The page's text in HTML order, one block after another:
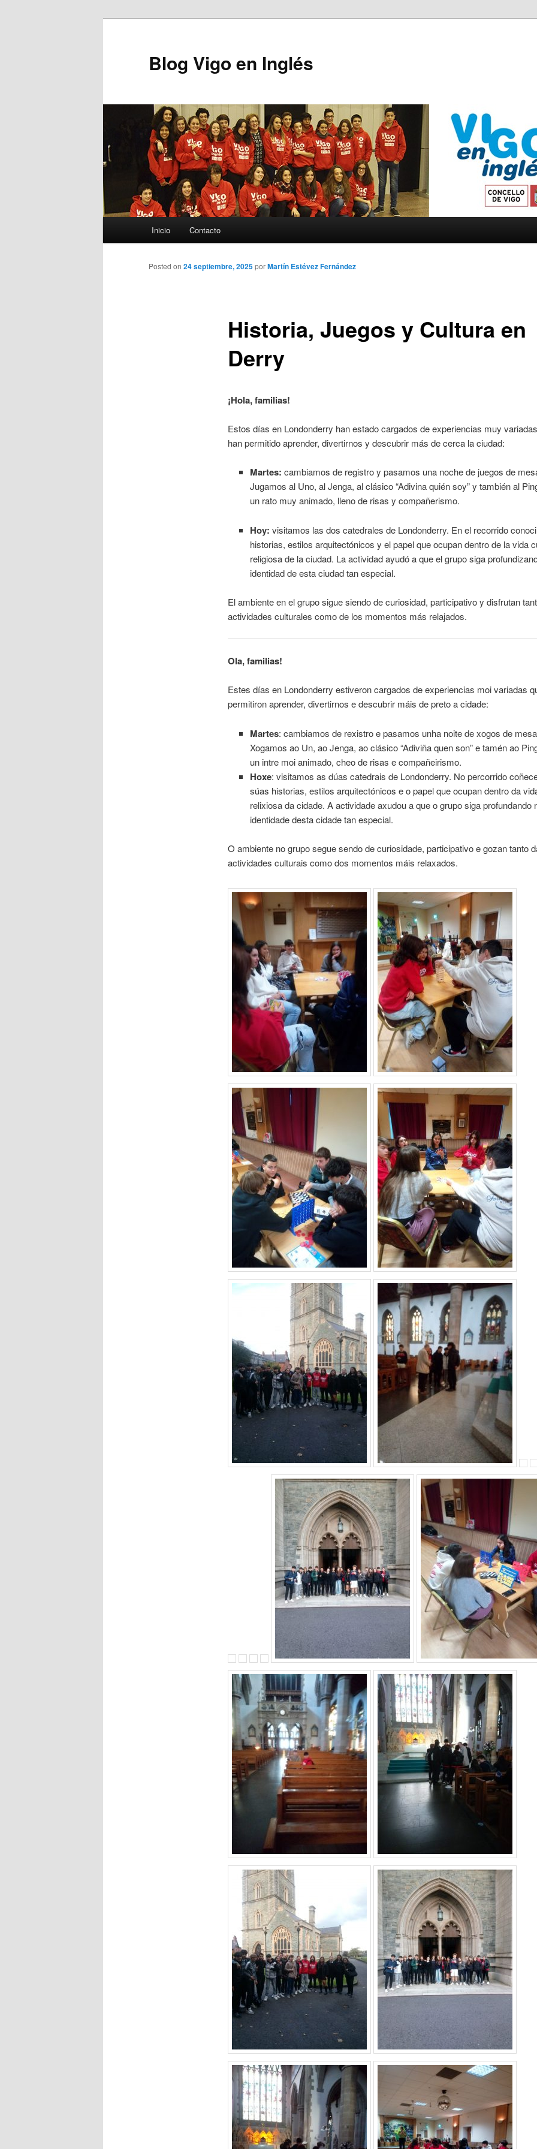
Blog Vigo en Inglés
Ir al contenido principal
Inicio Contacto
Historia, Juegos y Cultura en
Derry
Posted on 24 septiembre, 2025porMartín Estévez Fernández
¡Hola, familias!
Estos días en Londonderry han estado cargados de experiencias muy
han permitido aprender, divertirnos y descubrir más de cerca la ciudad:
Martes: cambiamos de registro y pasamos una noche de juegos de
Jugamos al Uno, al Jenga, al clásico “Adivina quién soy” y también al
un rato muy animado, lleno de risas y compañerismo.
Hoy: visitamos lasdos catedrales de Londonderry. En el recorrido
historias, estilos arquitectónicos y el papel que ocupan dentro de la vida
religiosa de la ciudad. La actividad ayudó a que el grupo siga
identidad de esta ciudad tan especial.
El ambiente en el grupo sigue siendo de curiosidad, participativo y disfrutan
actividades culturales como de los momentos más relajados.
Ola, familias!
Estes días en Londonderry estiveron cargados de experiencias moi variadas
permitiron aprender, divertirnos e descubrir máis de preto a cidade:
Martes: cambiamos de rexistro e pasamos unha noite de xogos de
Xogamos ao Un, ao Jenga, ao clásico “Adiviña quen son” e tamén ao
un intre moi animado, cheo de risas e compañeirismo.
Hoxe: visitamos as dúas catedrais de Londonderry. No percorrido
súas historias, estilos arquitectónicos e o papel que ocupan dentro da
relixiosa da cidade. A actividade axudou a que o grupo siga profundando
identidade desta cidade tan especial.
O ambiente no grupo segue sendo de curiosidade, participativo e gozan tanto
actividades culturais como dos momentos máis relaxados.